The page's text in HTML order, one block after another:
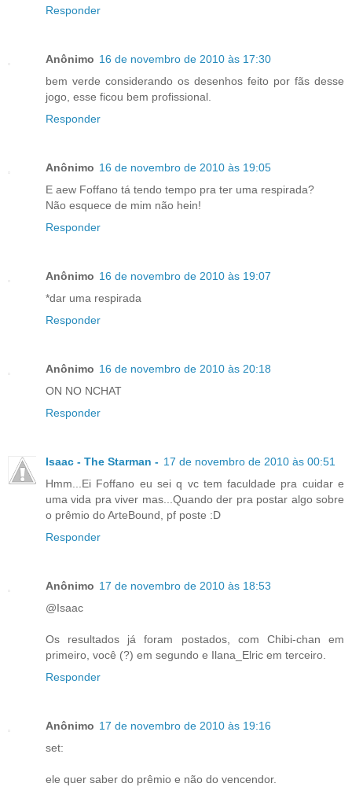
Responder
Anônimo 16 de novembro de 2010 às 17:30
bem verde considerando os desenhos feito por fãs desse
jogo, esse ficou bem profissional.
Responder
Anônimo 16 de novembro de 2010 às 19:05
E aew Foffano tá tendo tempo pra ter uma respirada?
Não esquece de mim não hein!
Responder
Anônimo 16 de novembro de 2010 às 19:07
*dar uma respirada
Responder
Anônimo 16 de novembro de 2010 às 20:18
ON NO NCHAT
Responder
Isaac - The Starman - 17 de novembro de 2010 às 00:51
Hmm...Ei Foffano eu sei q vc tem faculdade pra cuidar e
uma vida pra viver mas...Quando der pra postar algo sobre
o prêmio do ArteBound, pf poste :D
Responder
Anônimo 17 de novembro de 2010 às 18:53
@Isaac
Os resultados já foram postados, com Chibi-chan em
primeiro, você (?) em segundo e Ilana_Elric em terceiro.
Responder
Anônimo 17 de novembro de 2010 às 19:16
set:
ele quer saber do prêmio e não do vencendor.